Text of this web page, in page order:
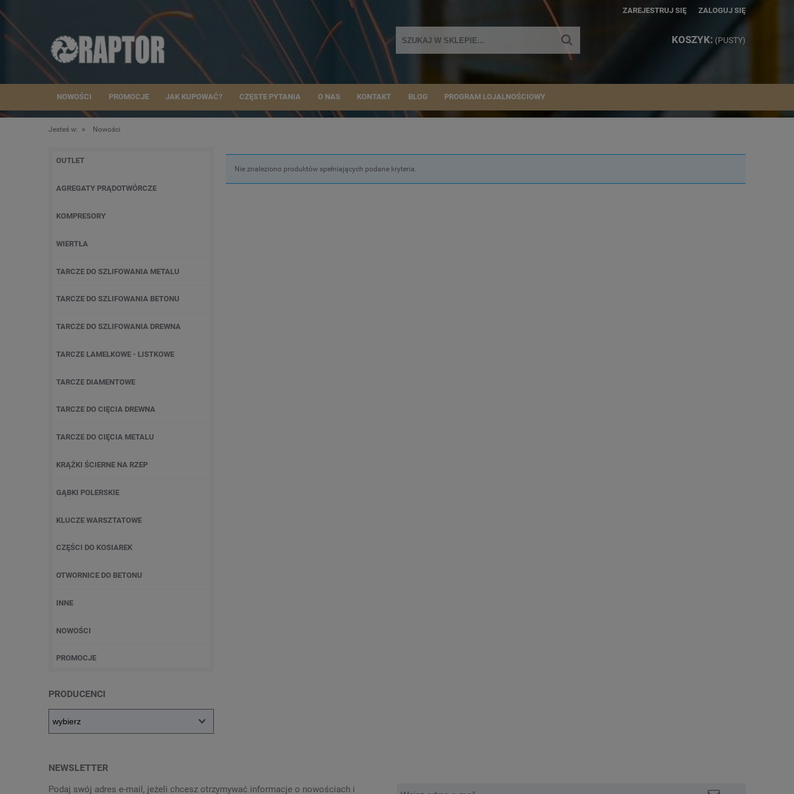
ZAREJESTRUJ SIĘ ZALOGUJ SIĘ
KOSZYK: (PUSTY)
NOWOŚCI PROMOCJE JAK KUPOWAĆ? CZĘSTE PYTANIA O NAS KONTAKT BLOG PROGRAM LOJALNOŚCIOWY
Jesteś w: » Nowości
OUTLET
AGREGATY PRĄDOTWÓRCZE
KOMPRESORY
WIERTŁA
TARCZE DO SZLIFOWANIA METALU
TARCZE DO SZLIFOWANIA BETONU
TARCZE DO SZLIFOWANIA DREWNA
TARCZE LAMELKOWE - LISTKOWE
TARCZE DIAMENTOWE
TARCZE DO CIĘCIA DREWNA
TARCZE DO CIĘCIA METALU
KRĄŻKI ŚCIERNE NA RZEP
GĄBKI POLERSKIE
KLUCZE WARSZTATOWE
CZĘŚCI DO KOSIAREK
OTWORNICE DO BETONU
INNE
NOWOŚCI
PROMOCJE
PRODUCENCI
Nie znaleziono produktów spełniających podane kryteria.
NEWSLETTER
Podaj swój adres e-mail, jeżeli chcesz otrzymywać informacje o nowościach i